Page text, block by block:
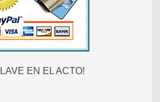
EN EL ACTO!